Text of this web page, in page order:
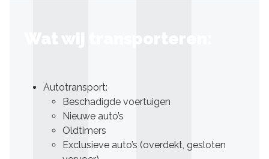
Autotransport:
Beschadigde voertuigen
Nieuwe auto’s
Oldtimers
Exclusieve auto’s (overdekt, gesloten